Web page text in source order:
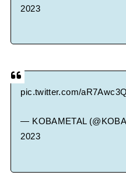
2023
pic.twitter.com/
— KOBAMETAL
2023